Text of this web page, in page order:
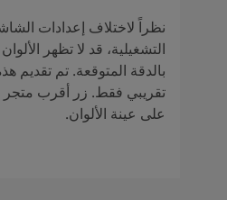
نظراً لاختلاف إعدادات
التشغيلية، قد لا تظهر
بالدقة المتوقعة. تم تقديم
تقريبي فقط. زر أقرب متجر
على عينة الألوان.